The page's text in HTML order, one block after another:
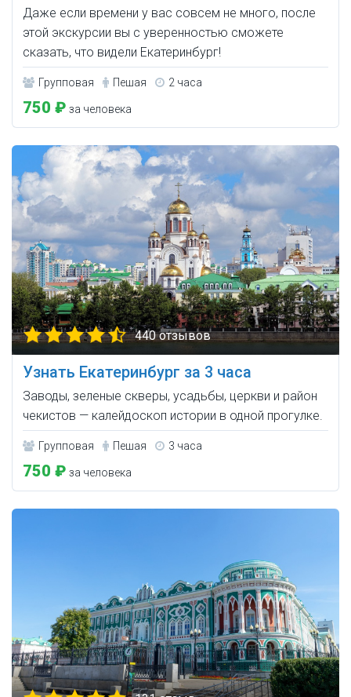
Даже если времени у вас совсем не много, после
этой экскурсии вы с уверенностью сможете
сказать, что видели Екатеринбург!
Групповая Пешая 2 часа
750 ₽ за человека
440 отзывов
Узнать Екатеринбург за 3 часа
Заводы, зеленые скверы, усадьбы, церкви и район
чекистов — калейдоскоп истории в одной прогулке.
Групповая Пешая 3 часа
750 ₽ за человека